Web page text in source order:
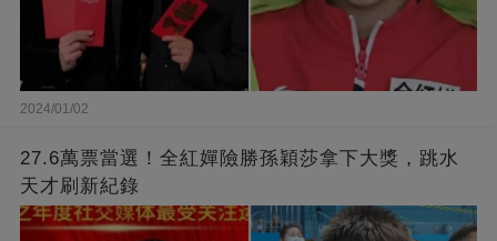
2024/01/02
27.6萬票當選！全紅嬋險勝孫穎莎拿下大獎，跳水
天才刷新紀錄